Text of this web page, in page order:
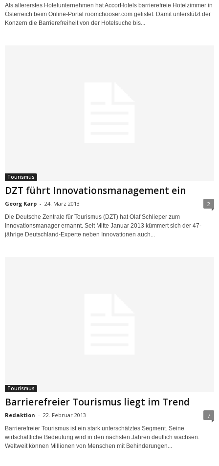
Als allererstes Hotelunternehmen hat AccorHotels barrierefreie Hotelzimmer in
Österreich beim Online-Portal roomchooser.com gelistet. Damit unterstützt der
Konzern die Barrierefreiheit von der Hotelsuche bis...
Tourismus
DZT führt Innovationsmanagement ein
Georg Karp - 24. März 2013 2
Die Deutsche Zentrale für Tourismus (DZT) hat Olaf Schlieper zum
Innovationsmanager ernannt. Seit Mitte Januar 2013 kümmert sich der 47-
jährige Deutschland-Experte neben Innovationen auch...
Tourismus
Barrierefreier Tourismus liegt im Trend
Redaktion - 22. Februar 2013 7
Barrierefreier Tourismus ist ein stark unterschätztes Segment. Seine
wirtschaftliche Bedeutung wird in den nächsten Jahren deutlich wachsen.
Weltweit können Millionen von Menschen mit Behinderungen...